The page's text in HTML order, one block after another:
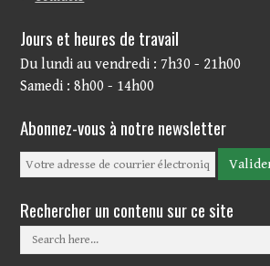
Jours et heures de travail
Du lundi au vendredi : 7h30 - 21h00
Samedi : 8h00 - 14h00
Abonnez-vous à notre newsletter
Rechercher un contenu sur ce site